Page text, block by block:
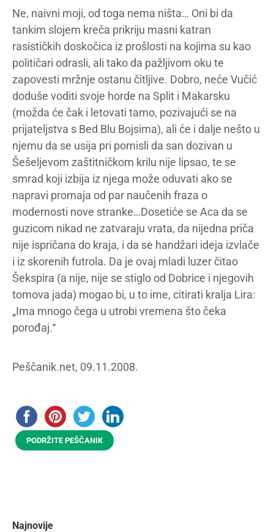
Ne, naivni moji, od toga nema ništa… Oni bi da
tankim slojem kreča prikriju masni katran
rasističkih doskočica iz prošlosti na kojima su kao
političari odrasli, ali tako da pažljivom oku te
zapovesti mržnje ostanu čitljive. Dobro, neće Vučić
doduše voditi svoje horde na Split i Makarsku
(možda će čak i letovati tamo, pozivajući se na
prijateljstva s Bed Blu Bojsima), ali će i dalje nešto u
njemu da se usija pri pomisli da san dozivan u
Šešeljevom zaštitničkom krilu nije lipsao, te se
smrad koji izbija iz njega može oduvati ako se
napravi promaja od par naučenih fraza o
modernosti nove stranke…Dosetiće se Aca da se
guzicom nikad ne zatvaraju vrata, da nijedna priča
nije ispričana do kraja, i da se handžari ideja izvlače
i iz skorenih futrola. Da je ovaj mladi luzer čitao
Šekspira (a nije, nije se stiglo od Dobrice i njegovih
tomova jada) mogao bi, u to ime, citirati kralja Lira:
„Ima mnogo čega u utrobi vremena što čeka
porođaj.“
Peščanik.net, 09.11.2008.
PODRŽITE PEŠČANIK
Najnovije